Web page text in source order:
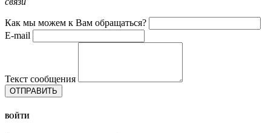
Как мы можем к Вам обращаться?
E-mail
Текст сообщения
ОТПРАВИТЬ
ВОЙТИ